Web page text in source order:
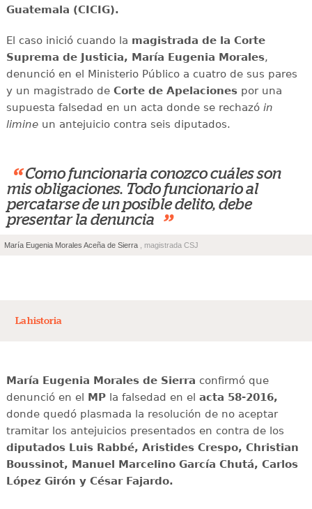
Guatemala (CICIG).
El caso inició cuando la magistrada de la Corte
Suprema de Justicia, María Eugenia Morales,
denunció en el Ministerio Público a cuatro de sus pares
y un magistrado deCorte de Apelacionespor una
supuesta falsedad en un acta donde se rechazó in
limineun antejuicio contra seis diputados.
“ Como funcionaria conozco cuáles son
mis obligaciones. Todo funcionario al
percatarse de un posible delito, debe
presentar la denuncia
”
María Eugenia Morales Aceña de Sierra , magistrada CSJ
La historia
María Eugenia Morales de Sierra confirmó que
denunció en el MPla falsedad en el acta 58-2016,
donde quedó plasmada la resolución de no aceptar
tramitar los antejuicios presentados en contra de los
diputados Luis Rabbé, Aristides Crespo, Christian
Boussinot, Manuel Marcelino García Chutá, Carlos
López Girón y César Fajardo.